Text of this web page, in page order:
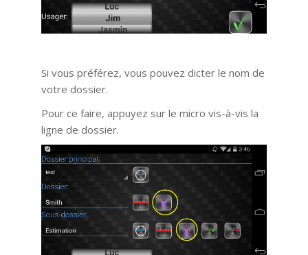
Si vous préférez, vous pouvez dicter le nom de
votre dossier.
Pour ce faire, appuyez sur le micro vis-à-vis la
ligne de dossier.